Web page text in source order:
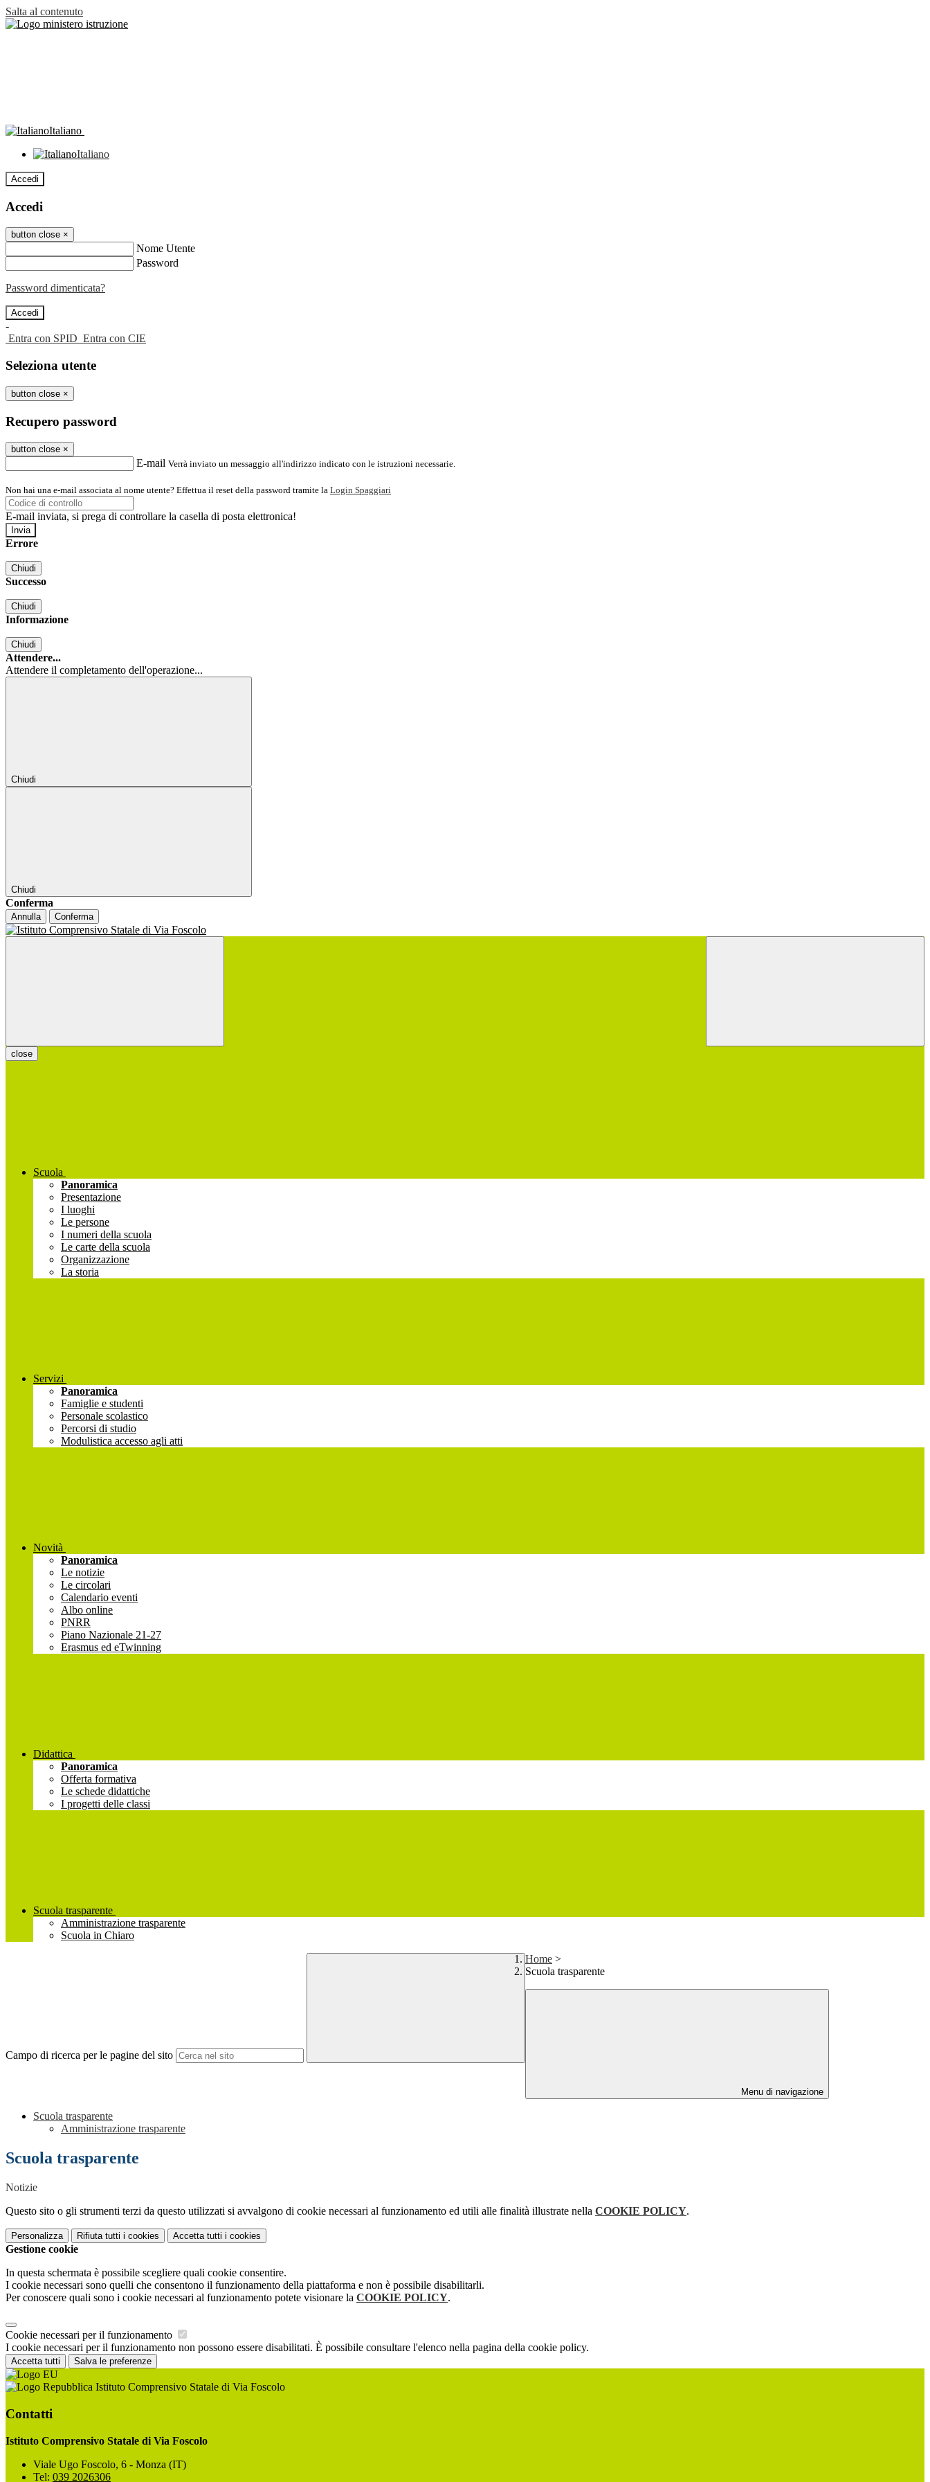
Salta al contenuto
Italiano
Italiano
Accedi
Accedi
button close ×
Nome Utente
Password
Password dimenticata?
-
Entra con SPID Entra con CIE
Seleziona utente
button close ×
Recupero password
button close ×
E-mail Verrà inviato un messaggio all'indirizzo indicato con le istruzioni necessarie.
Non hai una e-mail associata al nome utente? Effettua il reset della password tramite la Login Spaggiari
E-mail inviata, si prega di controllare la casella di posta elettronica!
Errore
Chiudi
Successo
Chiudi
Informazione
Chiudi
Attendere...
Attendere il completamento dell'operazione...
Chiudi
Chiudi
Conferma
Annulla Conferma
close
Scuola
Panoramica
Presentazione
I luoghi
Le persone
I numeri della scuola
Le carte della scuola
Organizzazione
La storia
Servizi
Panoramica
Famiglie e studenti
Personale scolastico
Percorsi di studio
Modulistica accesso agli atti
Novità
Panoramica
Le notizie
Le circolari
Calendario eventi
Albo online
PNRR
Piano Nazionale 21-27
Erasmus ed eTwinning
Didattica
Panoramica
Offerta formativa
Le schede didattiche
I progetti delle classi
Scuola trasparente
Amministrazione trasparente
Scuola in Chiaro
Campo di ricerca per le pagine del sito
Home >
Scuola trasparente
Menu di navigazione
Scuola trasparente
Amministrazione trasparente
Scuola trasparente
Notizie
Questo sito o gli strumenti terzi da questo utilizzati si avvalgono di cookie necessari al funzionamento ed utili alle finalità illustrate nella COOKIE POLICY.
Personalizza Rifiuta tutti i cookies Accetta tutti i cookies
Gestione cookie
In questa schermata è possibile scegliere quali cookie consentire.
I cookie necessari sono quelli che consentono il funzionamento della piattaforma e non è possibile disabilitarli.
Per conoscere quali sono i cookie necessari al funzionamento potete visionare la COOKIE POLICY.
Cookie necessari per il funzionamento
I cookie necessari per il funzionamento non possono essere disabilitati. È possibile consultare l'elenco nella pagina della cookie policy.
Accetta tutti Salva le preferenze
Istituto Comprensivo Statale di Via Foscolo
Contatti
Istituto Comprensivo Statale di Via Foscolo
Viale Ugo Foscolo, 6 - Monza (IT)
Tel: 039 2026306